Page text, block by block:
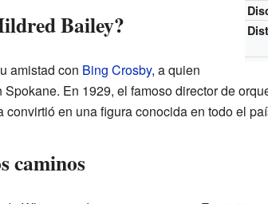
Bailey?
amistad con Bing Crosby, a quien
En 1929, el famoso director de
en una figura conocida en todo el
caminos